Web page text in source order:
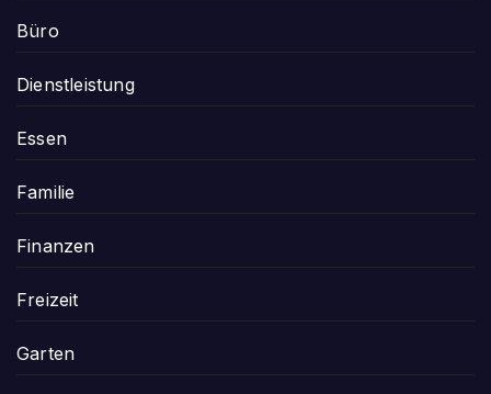
Büro
Dienstleistung
Essen
Familie
Finanzen
Freizeit
Garten